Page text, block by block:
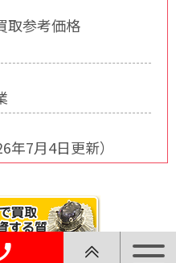
取参考価格
7月4日更新）